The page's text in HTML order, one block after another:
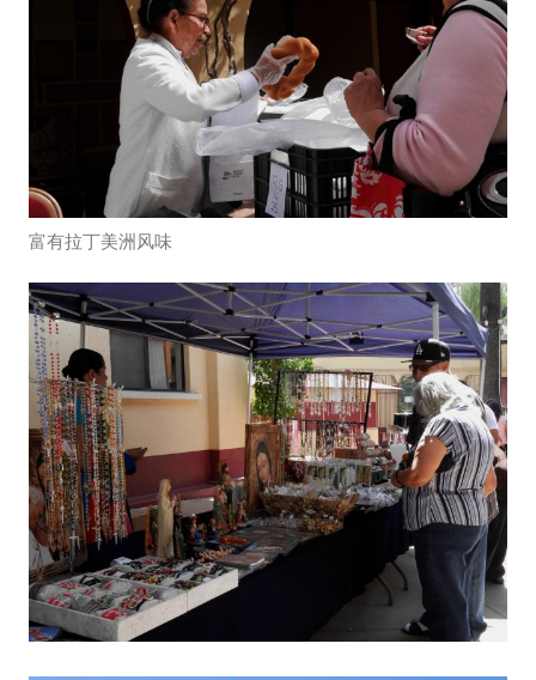
富有拉丁美洲风味